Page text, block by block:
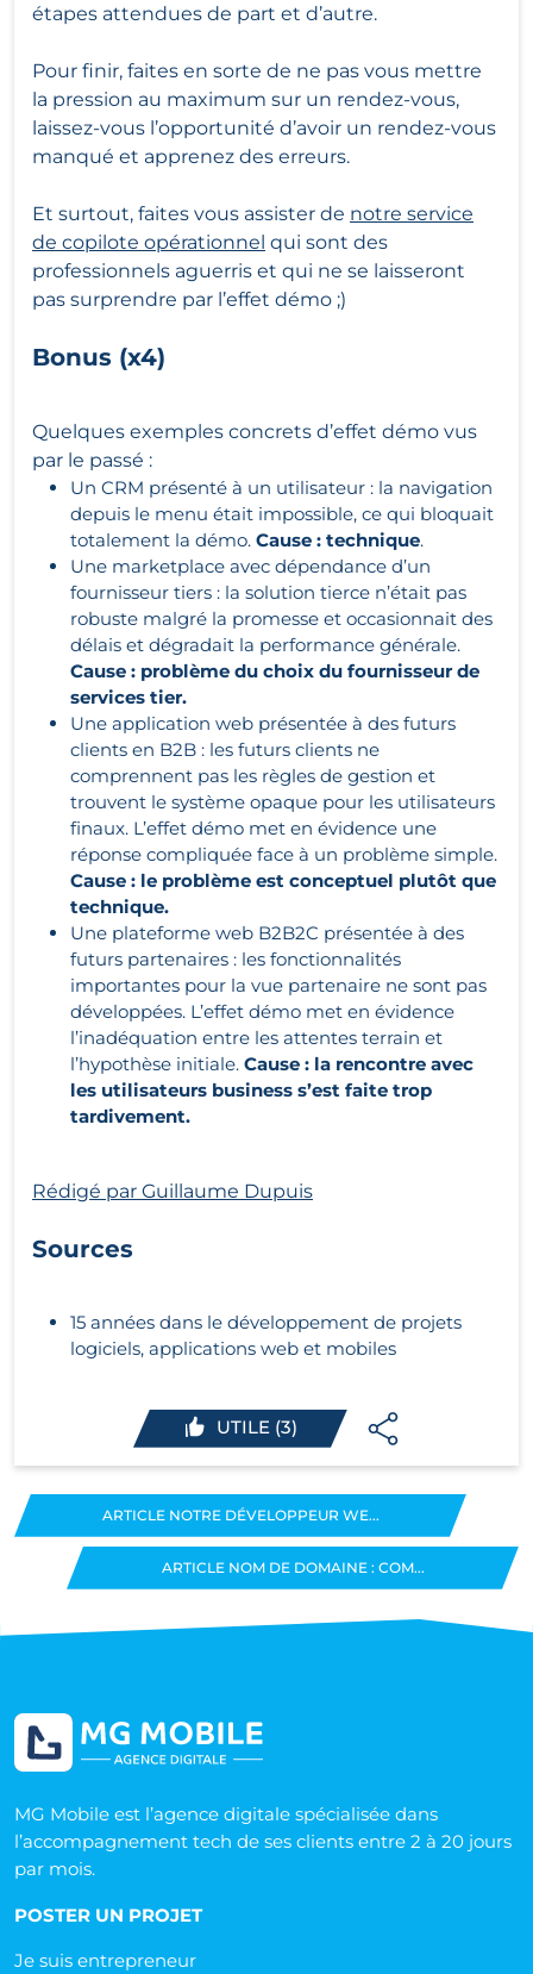
étapes attendues de part et d’autre.
Pour finir, faites en sorte de ne pas vous mettre
la pression au maximum sur un rendez-vous,
laissez-vous l’opportunité d’avoir un rendez-vous
manqué et apprenez des erreurs.
Et surtout, faites vous assister de notre service
de copilote opérationnel qui sont des
professionnels aguerris et qui ne se laisseront
pas surprendre par l’effet démo ;)
Bonus (x4)
Quelques exemples concrets d’effet démo vus
par le passé :
Un CRM présenté à un utilisateur : la navigation
depuis le menu était impossible, ce qui bloquait
totalement la démo. Cause : technique.
Une marketplace avec dépendance d’un
fournisseur tiers : la solution tierce n’était pas
robuste malgré la promesse et occasionnait des
délais et dégradait la performance générale.
Cause : problème du choix du fournisseur de
services tier.
Une application web présentée à des futurs
clients en B2B : les futurs clients ne
comprennent pas les règles de gestion et
trouvent le système opaque pour les utilisateurs
finaux. L’effet démo met en évidence une
réponse compliquée face à un problème simple.
Cause : le problème est conceptuel plutôt que
technique.
Une plateforme web B2B2C présentée à des
futurs partenaires : les fonctionnalités
importantes pour la vue partenaire ne sont pas
développées. L’effet démo met en évidence
l’inadéquation entre les attentes terrain et
l’hypothèse initiale. Cause : la rencontre avec
les utilisateurs business s’est faite trop
tardivement.
Rédigé par Guillaume Dupuis
Sources
15 années dans le développement de projets
logiciels, applications web et mobiles
UTILE (3)
ARTICLE NOTRE DÉVELOPPEUR WE...
ARTICLE NOM DE DOMAINE : COM...
MG Mobile est l’agence digitale spécialisée dans
l’accompagnement tech de ses clients entre 2 à 20 jours
par mois.
POSTER UN PROJET
Je suis entrepreneur